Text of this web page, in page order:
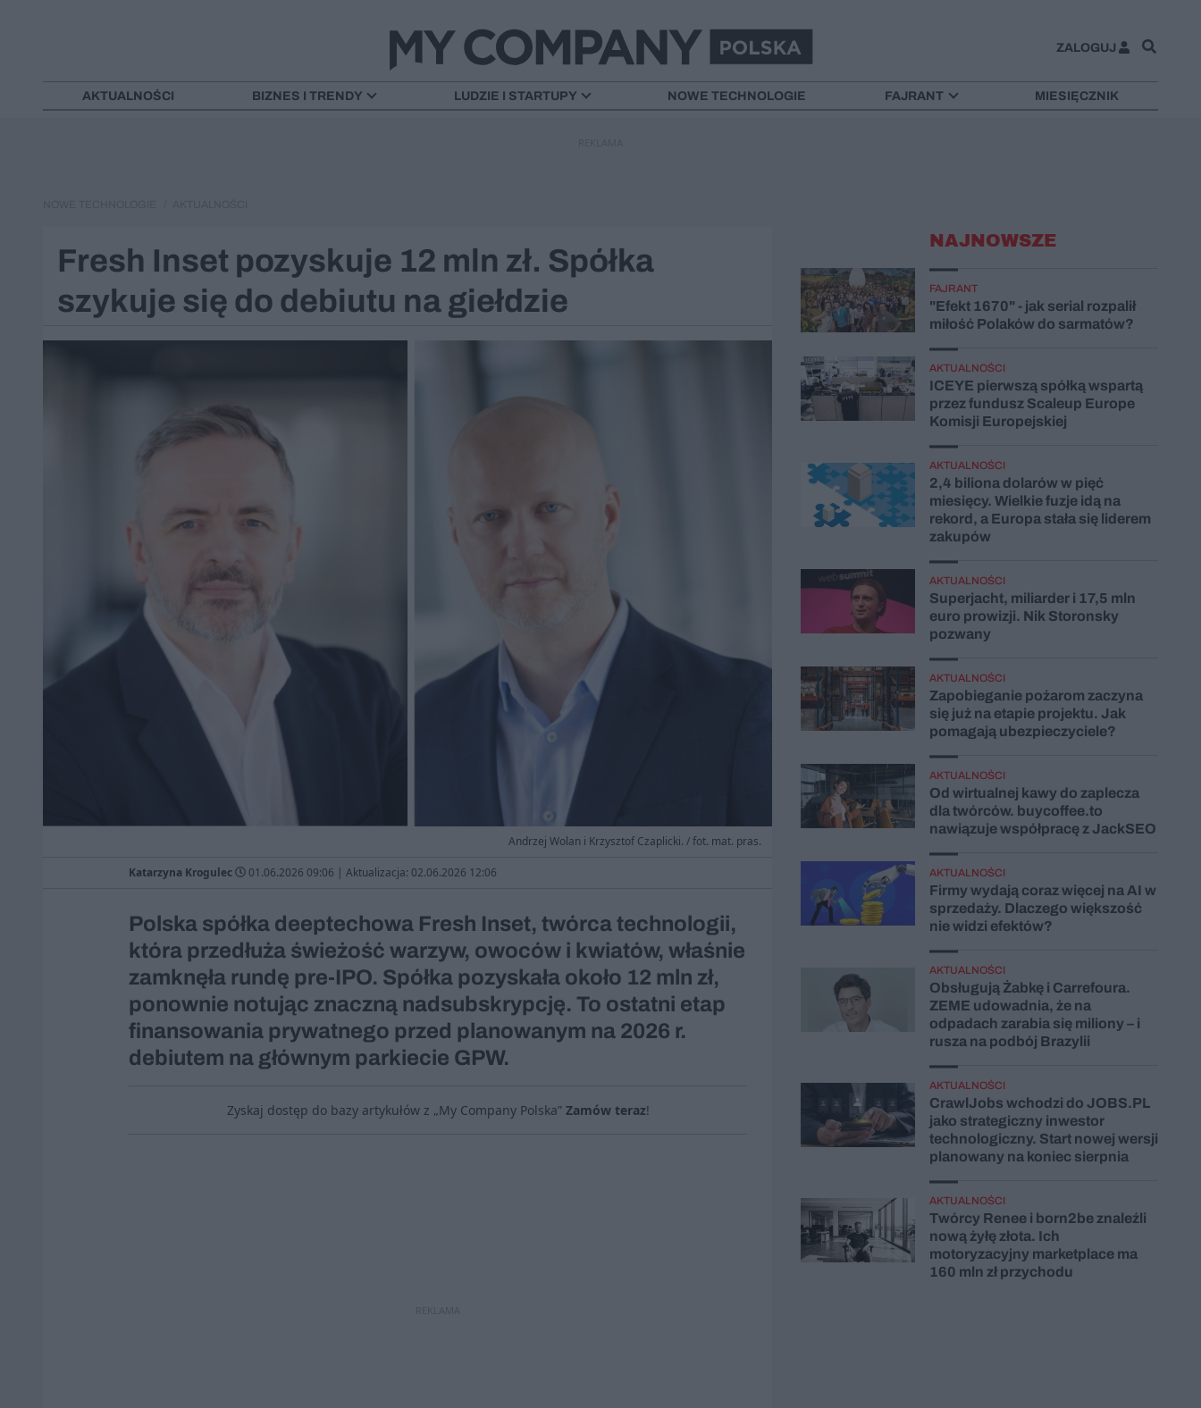
ZALOGUJ
AKTUALNOŚCI BIZNES I TRENDY LUDZIE I STARTUPY NOWE TECHNOLOGIE FAJRANT MIESIĘCZNIK
Fresh Inset pozyskuje 12 mln zł. Spółka
szykuje się do debiutu na giełdzie
Andrzej Wolan i Krzysztof Czaplicki. / fot. mat. pras.
Katarzyna Krogulec 01.06.2026 09:06 | Aktualizacja: 02.06.2026 12:06
Polska spółka deeptechowa Fresh Inset, twórca technologii,
która przedłuża świeżość warzyw, owoców i kwiatów, właśnie
zamknęła rundę pre-IPO. Spółka pozyskała około 12 mln zł,
ponownie notując znaczną nadsubskrypcję. To ostatni etap
finansowania prywatnego przed planowanym na 2026 r.
debiutem na głównym parkiecie GPW.
Zyskaj dostęp do bazy artykułów z „My Company Polska” Zamów teraz!
REKLAMA
NAJNOWSZE
FAJRANT
"Efekt 1670" - jak serial rozpalił
miłość Polaków do sarmatów?
AKTUALNOŚCI
ICEYE pierwszą spółką wspartą
przez fundusz Scaleup Europe
Komisji Europejskiej
AKTUALNOŚCI
2,4 biliona dolarów w pięć
miesięcy. Wielkie fuzje idą na
rekord, a Europa stała się liderem
zakupów
AKTUALNOŚCI
Superjacht, miliarder i 17,5 mln
euro prowizji. Nik Storonsky
pozwany
AKTUALNOŚCI
Zapobieganie pożarom zaczyna
się już na etapie projektu. Jak
pomagają ubezpieczyciele?
AKTUALNOŚCI
Od wirtualnej kawy do zaplecza
dla twórców. buycoffee.to
nawiązuje współpracę z JackSEO
AKTUALNOŚCI
Firmy wydają coraz więcej na AI w
sprzedaży. Dlaczego większość
nie widzi efektów?
AKTUALNOŚCI
Obsługują Żabkę i Carrefoura.
ZEME udowadnia, że na
odpadach zarabia się miliony – i
rusza na podbój Brazylii
AKTUALNOŚCI
CrawlJobs wchodzi do JOBS.PL
jako strategiczny inwestor
technologiczny. Start nowej wersji
planowany na koniec sierpnia
AKTUALNOŚCI
Twórcy Renee i born2be znaleźli
nową żyłę złota. Ich
motoryzacyjny marketplace ma
160 mln zł przychodu